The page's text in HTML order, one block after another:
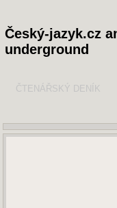
Český-jazyk.cz
underground
ČTENÁŘSKÝ DENÍK